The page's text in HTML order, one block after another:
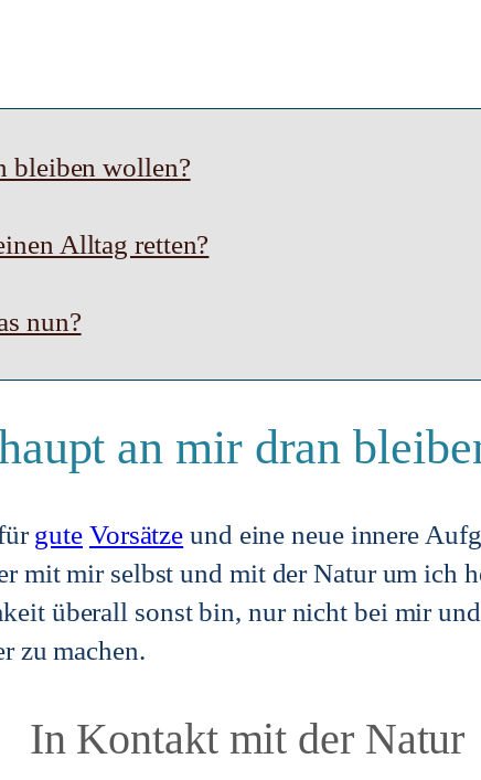
bleiben wollen?
Alltag retten?
nun?
an mir dran
gute Vorsätze und eine neue innere
mit mir selbst und mit der Natur um ich
überall sonst bin, nur nicht bei mir
zu machen.
In Kontakt mit der Natur